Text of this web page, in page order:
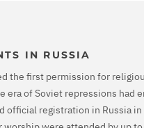
IN RUSSIA
the first permission for
era of Soviet repressions had
official registration in Russia in